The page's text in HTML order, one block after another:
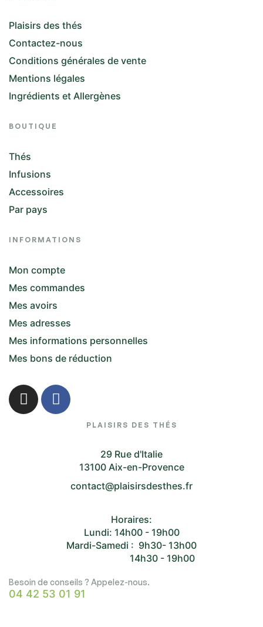
Plaisirs des thés
Contactez-nous
Conditions générales de vente
Mentions légales
Ingrédients et Allergènes
BOUTIQUE
Thés
Infusions
Accessoires
Par pays
INFORMATIONS
Mon compte
Mes commandes
Mes avoirs
Mes adresses
Mes informations personnelles
Mes bons de réduction
PLAISIRS DES THÉS
29 Rue d'Italie
13100 Aix-en-Provence
contact@plaisirsdesthes.fr
Horaires:
Lundi: 14h00 - 19h00
Mardi-Samedi : 9h30- 13h00
14h30 - 19h00
Besoin de conseils ? Appelez-nous.
04 42 53 01 91